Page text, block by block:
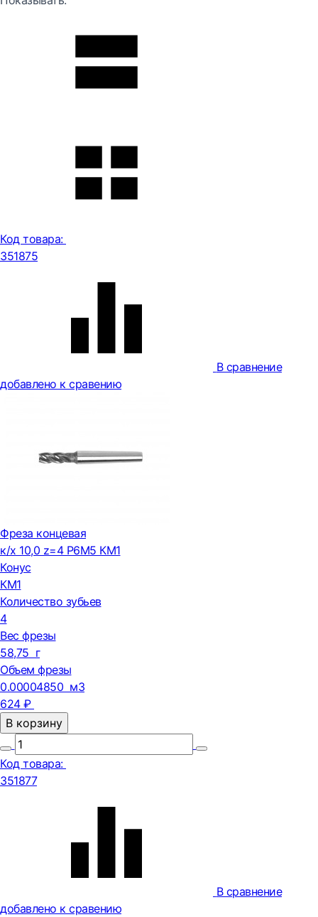
Код товара:
351875
В сравнение
добавлено к сравению
Фреза концевая
к/х 10,0 z=4 Р6М5 КМ1
Конус
КМ1
Количество зубьев
4
Вес фрезы
58,75 г
Объем фрезы
0.00004850 м3
624 ₽
В корзину
Код товара:
351877
В сравнение
добавлено к сравению